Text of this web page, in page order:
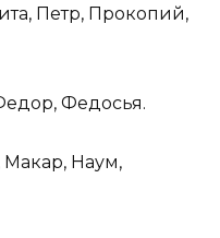
Петр, Прокопий,
Федосья.
Наум,